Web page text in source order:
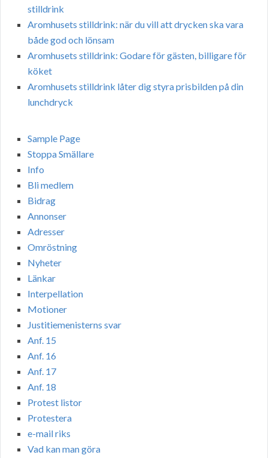
stilldrink
Aromhusets stilldrink: när du vill att drycken ska vara
både god och lönsam
Aromhusets stilldrink: Godare för gästen, billigare för
köket
Aromhusets stilldrink låter dig styra prisbilden på din
lunchdryck
Sample Page
Stoppa Smällare
Info
Bli medlem
Bidrag
Annonser
Adresser
Omröstning
Nyheter
Länkar
Interpellation
Motioner
Justitiemenisterns svar
Anf. 15
Anf. 16
Anf. 17
Anf. 18
Protest listor
Protestera
e-mail riks
Vad kan man göra